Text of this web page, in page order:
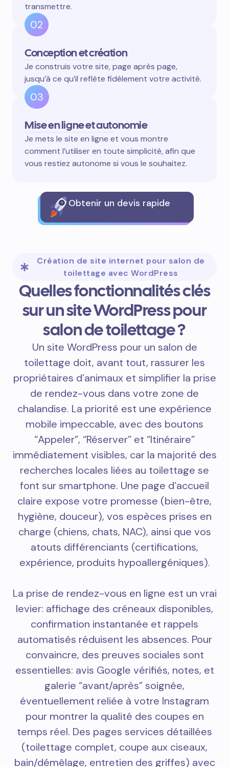
transmettre.
02
Conception et création
Je construis votre site, page après page,
jusqu’à ce qu’il reflète fidèlement votre activité.
03
Mise en ligne et autonomie
Je mets le site en ligne et vous montre
comment l’utiliser en toute simplicité, afin que
vous restiez autonome si vous le souhaitez.
Obtenir un devis rapide
Création de site internet pour salon de
toilettage avec WordPress
Quelles fonctionnalités clés
sur un site WordPress pour
salon de toilettage ?
Un site WordPress pour un salon de
toilettage doit, avant tout, rassurer les
propriétaires d’animaux et simplifier la prise
de rendez-vous dans votre zone de
chalandise. La priorité est une expérience
mobile impeccable, avec des boutons
“Appeler”, “Réserver” et “Itinéraire”
immédiatement visibles, car la majorité des
recherches locales liées au toilettage se
font sur smartphone. Une page d’accueil
claire expose votre promesse (bien-être,
hygiène, douceur), vos espèces prises en
charge (chiens, chats, NAC), ainsi que vos
atouts différenciants (certifications,
expérience, produits hypoallergéniques).
La prise de rendez-vous en ligne est un vrai
levier: affichage des créneaux disponibles,
confirmation instantanée et rappels
automatisés réduisent les absences. Pour
convaincre, des preuves sociales sont
essentielles: avis Google vérifiés, notes, et
galerie “avant/après” soignée,
éventuellement reliée à votre Instagram
pour montrer la qualité des coupes en
temps réel. Des pages services détaillées
(toilettage complet, coupe aux ciseaux,
bain/démêlage, entretien des griffes) avec